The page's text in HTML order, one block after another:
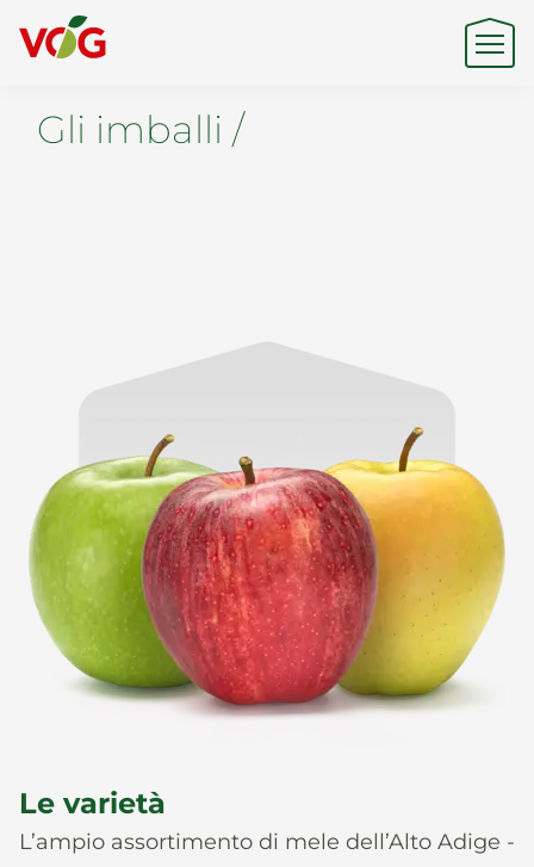
Origine
Prodotti e Marchi
News
Es
Gli imballi /
Le varietà
L’ampio assortimento di mele dell’Alto Adige -